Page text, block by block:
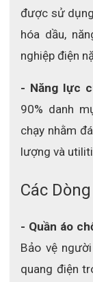
được sử
hóa dầu,
nghiệp điện
- Năng lực
90% danh
chạy nhằm
lượng và
Các
- Quần áo
Bảo vệ
quang điện